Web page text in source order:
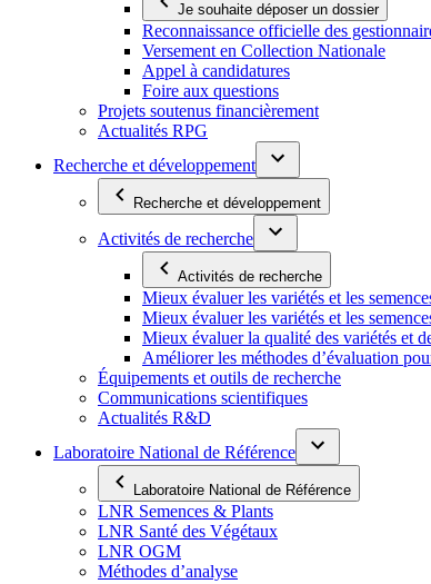
Je souhaite déposer un dossier
Reconnaissance officielle des
Versement en Collection Nationale
Appel à candidatures
Foire aux questions
Projets soutenus financièrement
Actualités RPG
Recherche et développement
Recherche et développement
Activités de recherche
Activités de recherche
Mieux évaluer les variétés et les
Mieux évaluer les variétés et les
Mieux évaluer la qualité des variétés et
Améliorer les méthodes d’évaluation
Équipements et outils de recherche
Communications scientifiques
Actualités R&D
Laboratoire National de Référence
Laboratoire National de Référence
LNR Semences & Plants
LNR Santé des Végétaux
LNR OGM
Méthodes d’analyse